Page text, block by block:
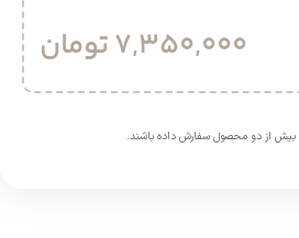
7,350,000تومان
بیش از دو محصول سفارش داده باشند.​